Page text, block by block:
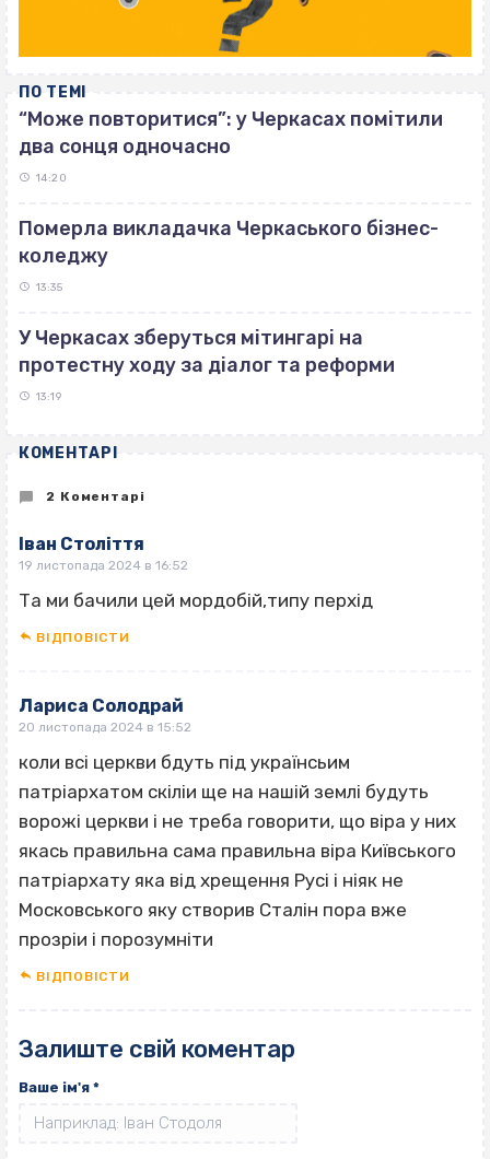
ПО ТЕМІ
“Може повторитися”: у Черкасах помітили
два сонця одночасно
14:20
Померла викладачка Черкаського бізнес-
коледжу
13:35
У Черкасах зберуться мітингарі на
протестну ходу за діалог та реформи
13:19
КОМЕНТАРІ
2 Коментарі
Іван Століття
19 листопада 2024 в 16:52
Та ми бачили цей мордобій,типу перхід
ВІДПОВІCТИ
Лариса Солодрай
20 листопада 2024 в 15:52
коли всі церкви бдуть під українсьим
патріархатом скіліи ще на нашій землі будуть
ворожі церкви і не треба говорити, що віра у них
якась правильна сама правильна віра Київського
патріархату яка від хрещення Русі і ніяк не
Московського яку створив Сталін пора вже
прозріи і порозумніти
ВІДПОВІCТИ
Залиште свій коментар
Ваше ім'я *